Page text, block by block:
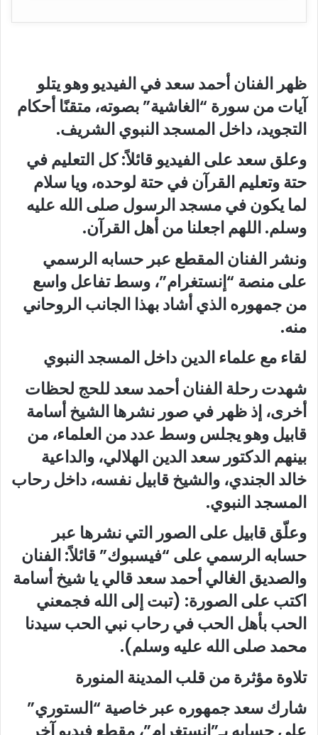
ظهر الفنان أحمد سعد في الفيديو وهو يتلو
آيات من سورة “الغاشية” بصوته، متقنًا أحكام
التجويد، داخل المسجد النبوي الشريف.
وعلق سعد على الفيديو قائلاً: كل التعليم في
حتة وتعليم القرآن في حتة لوحده، ويا سلام
لما يكون في مسجد الرسول صلى الله عليه
وسلم. اللهم اجعلنا من أهل القرآن.
ونشر الفنان المقطع عبر حسابه الرسمي
على منصة “إنستغرام”، وسط تفاعل واسع
من جمهوره الذي أشاد بهذا الجانب الروحاني
منه.
لقاء مع علماء الدين داخل المسجد النبوي
شهدت رحلة الفنان أحمد سعد للحج لحظات
أخرى، إذ ظهر في صور نشرها الشيخ أسامة
قابيل وهو يجلس وسط عدد من العلماء، من
بينهم الدكتور سعد الدين الهلالي، والداعية
خالد الجندي، والشيخ قابيل نفسه، داخل رحاب
المسجد النبوي.
وعلّق قابيل على الصور التي نشرها عبر
حسابه الرسمي على “فيسبوك” قائلاً: الفنان
والصديق الغالي أحمد سعد قالي يا شيخ أسامة
اكتب على الصورة: (تبت إلى الله فجمعني
الحب بأهل الحب في رحاب نبي الحب سيدنا
محمد صلى الله عليه وسلم).
تلاوة مؤثرة من قلب المدينة المنورة
شارك سعد جمهوره عبر خاصية “الستوري”